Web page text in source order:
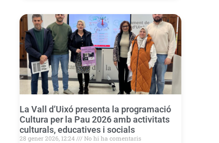
La Vall d’Uixó presenta la programació
Cultura per la Pau 2026 amb activitats
culturals, educatives i socials
28 gener 2026, 12:24 No hi ha comentaris